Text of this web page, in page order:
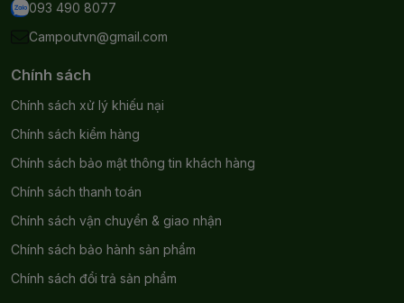
093 490 8077
Campoutvn@gmail.com
Chính sách
Chính sách xử lý khiếu nại
Chính sách kiểm hàng
Chính sách bảo mật thông tin khách hàng
Chính sách thanh toán
Chính sách vận chuyển & giao nhận
Chính sách bảo hành sản phẩm
Chính sách đổi trả sản phẩm